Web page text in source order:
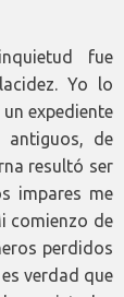
fue
Yo lo
expediente
antiguos, de
resultó ser
impares me
comienzo de
perdidos
verdad que